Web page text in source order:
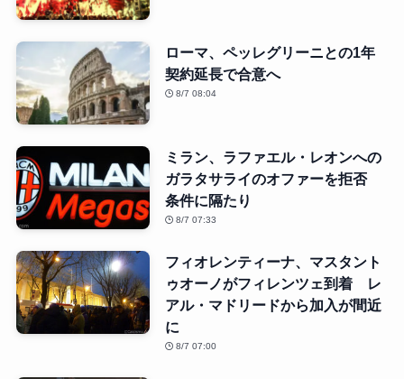
ローマ、ペッレグリーニとの1年
契約延長で合意へ
8/7 08:04
ミラン、ラファエル・レオンへの
ガラタサライのオファーを拒否
条件に隔たり
8/7 07:33
フィオレンティーナ、マスタント
ゥオーノがフィレンツェ到着 レ
アル・マドリードから加入が間近
に
8/7 07:00